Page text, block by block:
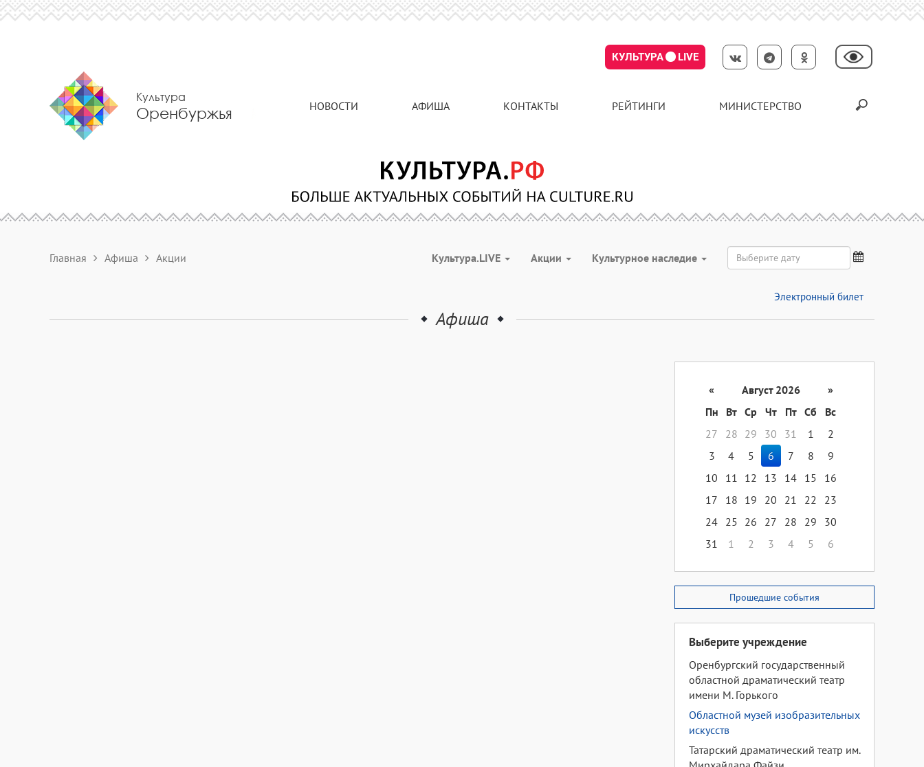
КУЛЬТУРА LIVE
Культура
Оренбуржья НОВОСТИ АФИША КОНТАКТЫ РЕЙТИНГИ МИНИСТЕРСТВО
Главная Афиша Акции Культура.LIVE Акции Культурное наследие
Электронный билет
Афиша
« Август 2026
»
Пн
Вт Ср Чт Пт Сб
Вс
27
28 29 30 31 1
2
3
4 5 6 7 8
9
10
11 12 13 14 15
16
17
18 19 20 21 22
23
24 25 26 27 28 29
30
31
1 2 3 4 5 6
Прошедшие события
Выберите учреждение
Оренбургский государственный
областной драматический театр
имени М. Горького
Областной музей изобразительных
искусств
Татарский драматический театр им.